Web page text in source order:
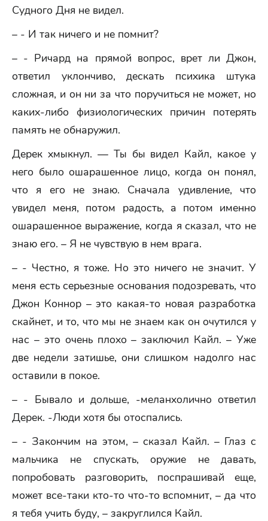
Судного Дня не видел.
– - И так ничего и не помнит?
– - Ричард на прямой вопрос, врет ли Джон,
ответил уклончиво, дескать психика штука
сложная, и он ни за что поручиться не может, но
каких-либо физиологических причин потерять
память не обнаружил.
Дерек хмыкнул. — Ты бы видел Кайл, какое у
него было ошарашенное лицо, когда он понял,
что я его не знаю. Сначала удивление, что
увидел меня, потом радость, а потом именно
ошарашенное выражение, когда я сказал, что не
знаю его. – Я не чувствую в нем врага.
– - Честно, я тоже. Но это ничего не значит. У
меня есть серьезные основания подозревать, что
Джон Коннор – это какая-то новая разработка
скайнет, и то, что мы не знаем как он очутился у
нас – это очень плохо – заключил Кайл. – Уже
две недели затишье, они слишком надолго нас
оставили в покое.
– - Бывало и дольше, -меланхолично ответил
Дерек. -Люди хотя бы отоспались.
– - Закончим на этом, – сказал Кайл. – Глаз с
мальчика не спускать, оружие не давать,
попробовать разговорить, поспрашивай еще,
может все-таки кто-то что-то вспомнит, – да что
я тебя учить буду, – закруглился Кайл.